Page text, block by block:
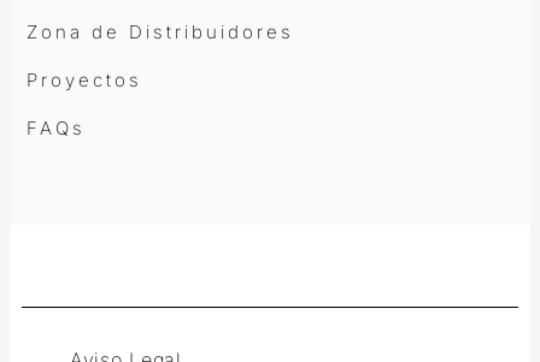
Zona de Distribuidores
Proyectos
FAQs